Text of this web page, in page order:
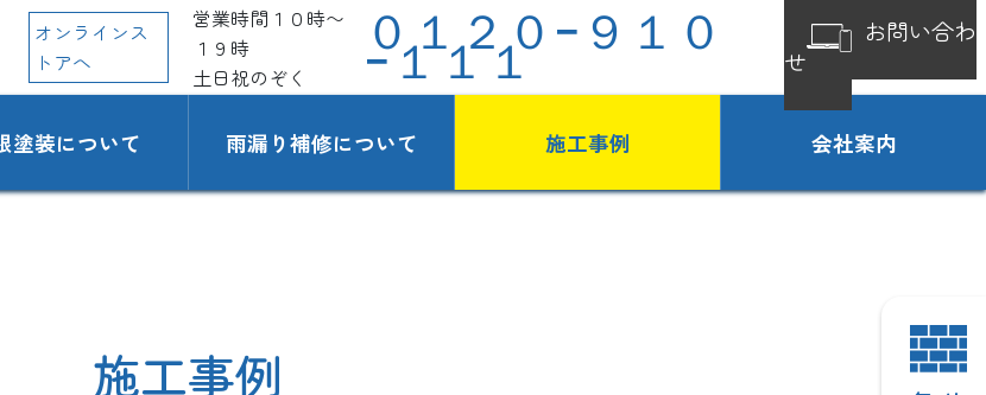
オンラインス
トアへ
営業時間１０時〜
１９時
土日祝のぞく
０１２０−９１０
−１１１
お問い合わ
せ
塗装について 雨漏り補修について 施工事例 会社案内
施工事例